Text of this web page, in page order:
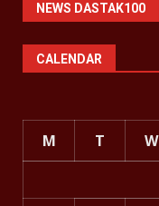
NEWS DASTAK100
CALENDAR
M T W